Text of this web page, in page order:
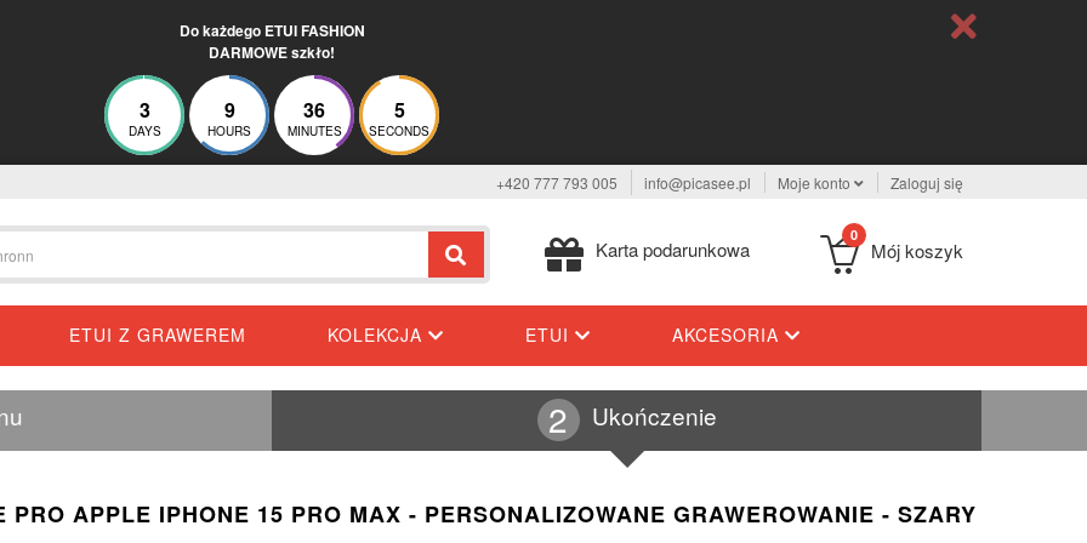
Do każdego ETUI FASHION
DARMOWE szkło!
3
DAYS
9
HOURS
36
MINUTES
3
SECONDS
+420 777 793 005 info@picasee.pl Moje konto Zaloguj się
Karta podarunkowa
0
Mój koszyk
ETUI Z GRAWEREM KOLEKCJA ETUI AKCESORIA
Ukończenie
APPLE IPHONE 15 PRO MAX - PERSONALIZOWANE GRAWEROWANIE - SZARY